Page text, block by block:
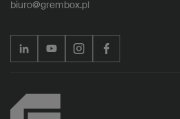
biuro@grembox.pl